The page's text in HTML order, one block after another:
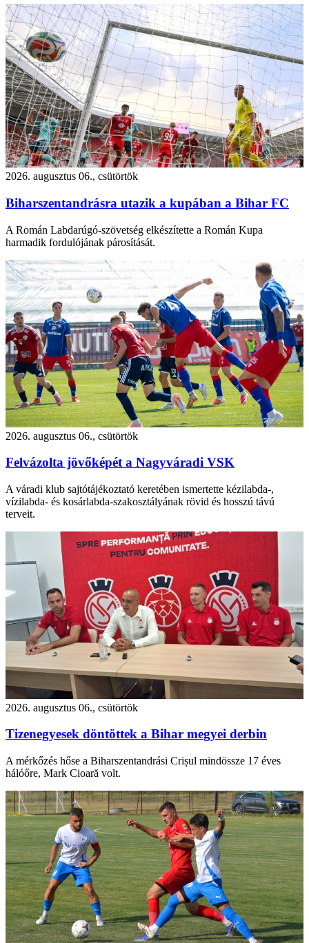
2026. augusztus 06., csütörtök
Biharszentandrásra utazik a kupában a Bihar FC
A Román Labdarúgó-szövetség elkészítette a Román Kupa
harmadik fordulójának párosítását.
2026. augusztus 06., csütörtök
Felvázolta jövőképét a Nagyváradi VSK
A váradi klub sajtótájékoztató keretében ismertette kézilabda-,
vízilabda- és kosárlabda-szakosztályának rövid és hosszú távú
terveit.
2026. augusztus 06., csütörtök
Tizenegyesek döntöttek a Bihar megyei derbin
A mérkőzés hőse a Biharszentandrási Crișul mindössze 17 éves
hálóőre, Mark Cioară volt.